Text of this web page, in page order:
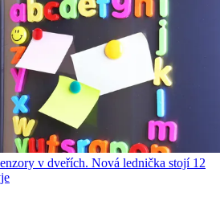
v dveřích. Nová lednička stojí 12